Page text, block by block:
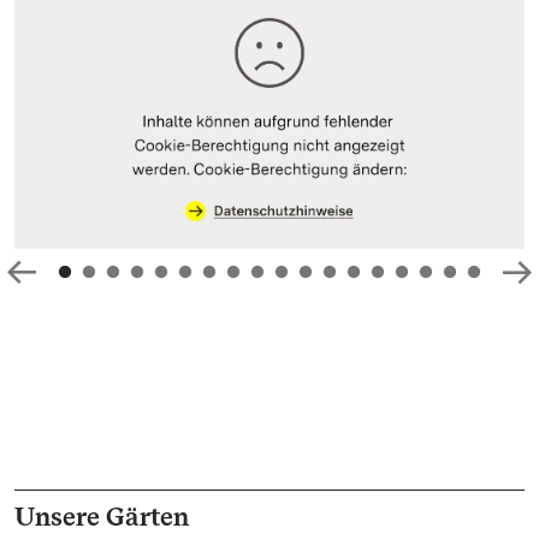
Unsere Gärten